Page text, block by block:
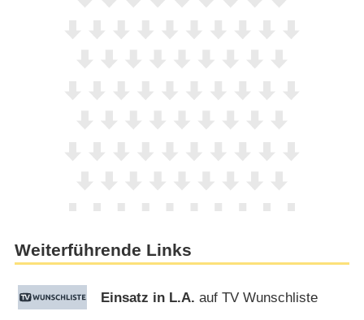
Weiterführende Links
Einsatz in L.A. auf TV Wunschliste